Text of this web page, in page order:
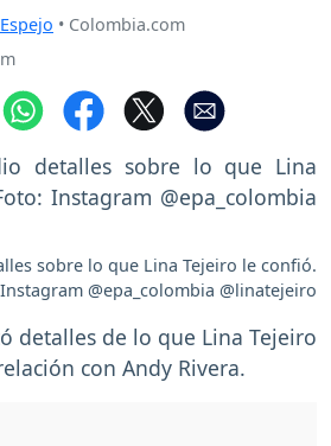
• Colombia.com
sobre lo que Lina Tejeiro le confió.
@epa_colombia @linatejeiro
detalles de lo que Lina Tejeiro
con Andy Rivera.